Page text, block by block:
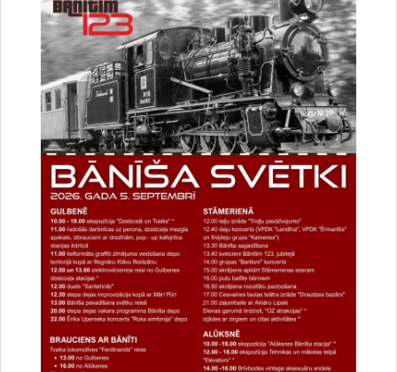
Vai šī informācija bija noderīga?
Sniegt atsauksmi